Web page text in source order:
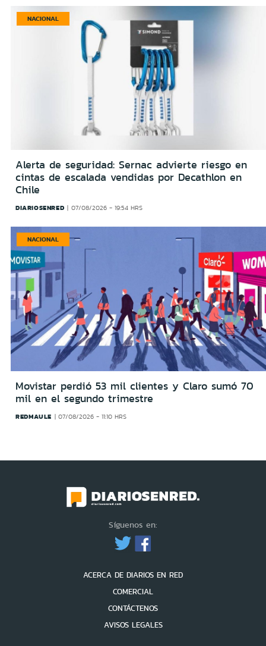
NACIONAL
Alerta de seguridad: Sernac advierte riesgo en
cintas de escalada vendidas por Decathlon en
Chile
DIARIOSENRED 07/08/2026 - 19:54 HRS
NACIONAL
Movistar perdió 53 mil clientes y Claro sumó 70
mil en el segundo trimestre
REDMAULE 07/08/2026 - 11:10 HRS
Síguenos en:
ACERCA DE DIARIOS EN RED
COMERCIAL
CONTÁCTENOS
AVISOS LEGALES